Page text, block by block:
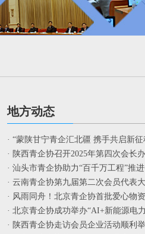
地方动态
· “蒙陕甘宁青企汇北疆 携手共启新
· 陕西青企协召开2025年第四次会长
· 汕头市青企协助力“百千万工程”推
· 云南青企协第九届第二次会员代表
· 风雨同舟！北京青企协首批爱心物
· 北京青企协成功举办“AI+新能源电
· 陕西青企协走访会员企业活动顺利